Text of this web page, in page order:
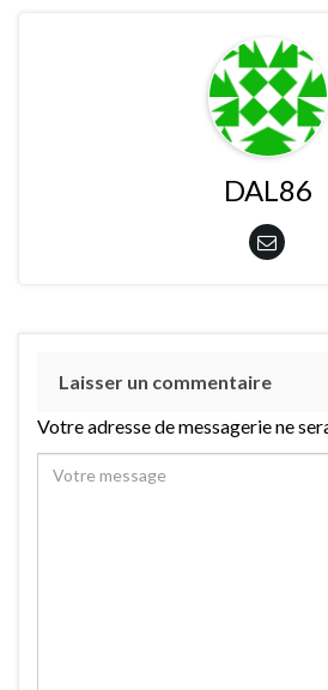
DAL86
Laisser un commentaire
Votre adresse de messagerie ne